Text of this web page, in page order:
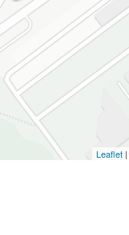
Leaflet